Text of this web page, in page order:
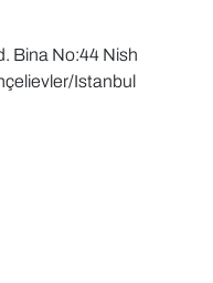
Bina No:44 Nish
Istanbul